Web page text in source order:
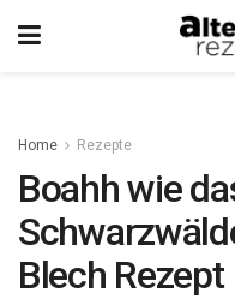
Home Rezepte
Boahh wie
Blech Rezept